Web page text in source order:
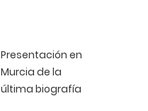
Presentación en
Murcia de la
última biografía